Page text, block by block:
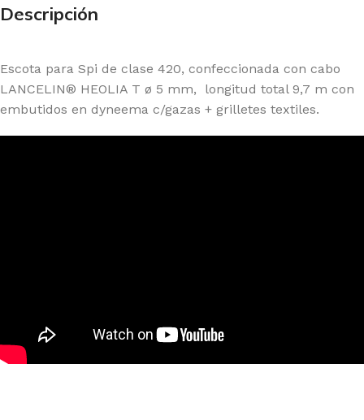
Descripción
Escota para Spi de clase 420, confeccionada con cabo
LANCELIN® HEOLIA T ø 5 mm, longitud total 9,7 m con
embutidos en dyneema c/gazas + grilletes textiles.